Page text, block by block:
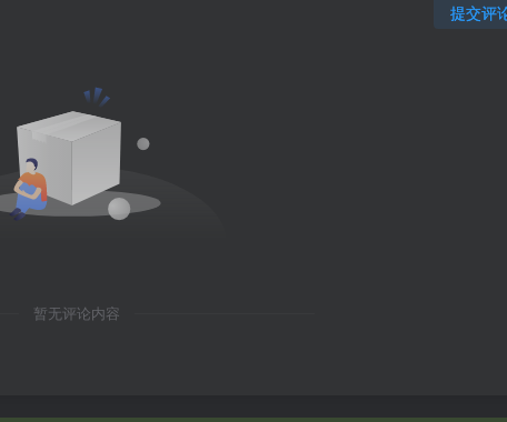
提交评
暂无评论内容